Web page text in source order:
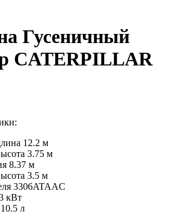
Гусеничный
CATERPILLAR
12.2 м
3.75 м
8.37 м
3.5 м
3306ATAAC
кВт
10.5 л